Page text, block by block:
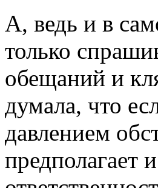
А, ведь и в
только
обещаний и
думала, что
давлением
предполагает